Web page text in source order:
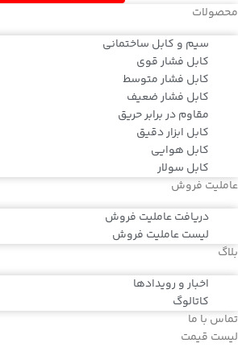
محصولات
سیم و کابل ساختمانی
کابل فشار قوی
کابل فشار متوسط
کابل فشار ضعیف
مقاوم در برابر حریق
کابل ابزار دقیق
کابل هوایی
کابل سولار
عاملیت فروش
دریافت عاملیت فروش
لیست عاملیت فروش
بلاگ
اخبار و رویدادها
کاتالوگ
تماس با ما
لیست قیمت